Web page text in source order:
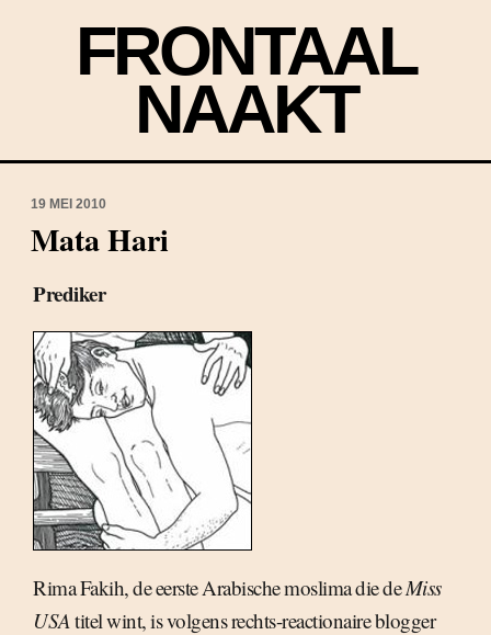
FRONTAAL
NAAKT
19 MEI 2010
Mata Hari
Prediker
Rima Fakih, de eerste Arabische moslima die deMiss
USAtitel wint, is volgens rechts-reactionaire blogger